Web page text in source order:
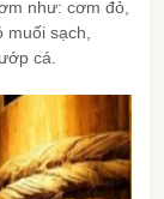
như: cơm đỏ,
sạch,
cá.